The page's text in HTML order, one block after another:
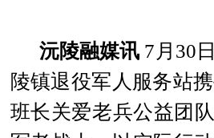
沅陵融媒讯 7月30
陵镇退役军人服务站
班长关爱老兵公益团